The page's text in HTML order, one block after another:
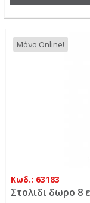
Μόνο Online!
Κωδ.: 63183
Στολιδι δωρο 8